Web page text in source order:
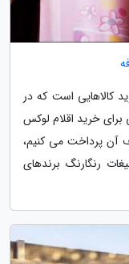
است که در
خرید اقلام لوکس
آن پرداخت می کنیم،
رنگارنگ برندهای